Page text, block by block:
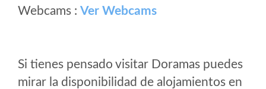
Webcams : Ver Webcams
Si tienes pensado visitar Doramas puedes
mirar la disponibilidad de alojamientos en